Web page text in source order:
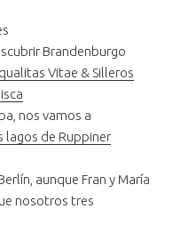
Brandenburgo
Vitae & Silleros
nos vamos a
lagos de Ruppiner
aunque Fran y María
nosotros tres
1º día: Berlín, Linum,